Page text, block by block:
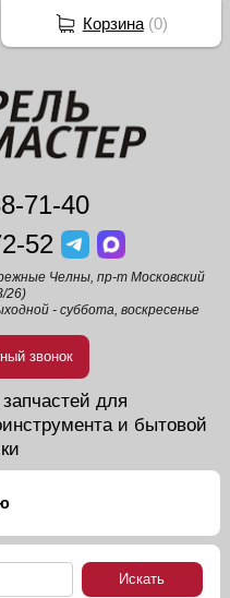
71-40
52
Челны, пр-т Московский
26)
- суббота, воскресенье
звонок
для
и бытовой
Корзина(0)